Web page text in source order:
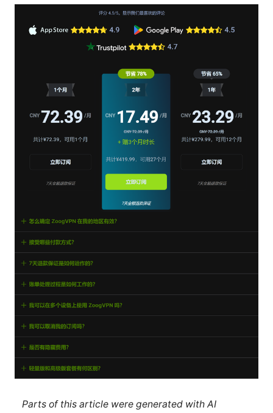
Parts of this article were generated with AI